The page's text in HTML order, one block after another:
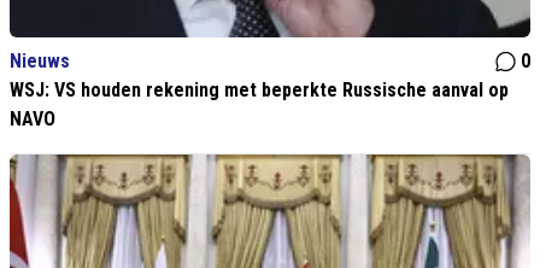
Nieuws
0
WSJ: VS houden rekening met beperkte Russische aanval op
NAVO